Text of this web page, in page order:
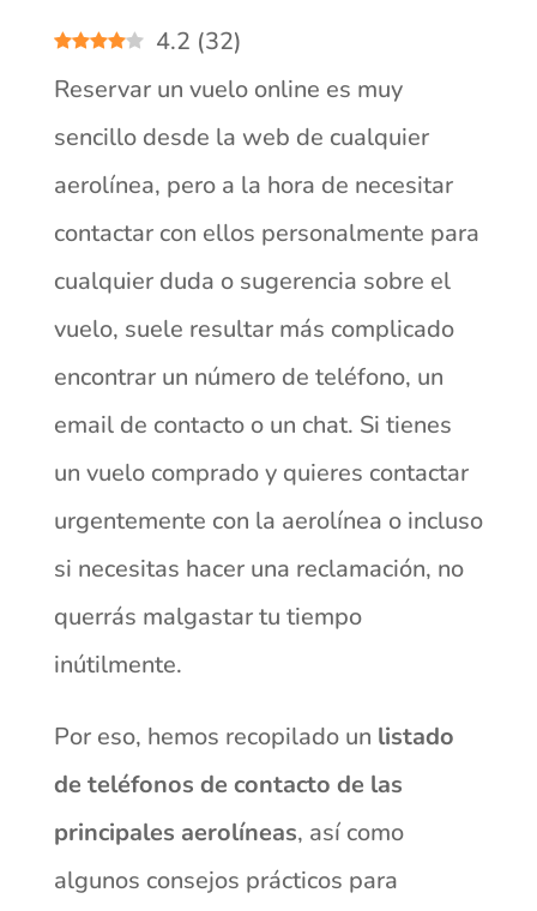
4.2 (32)
Reservar un vuelo online es muy
sencillo desde la web de cualquier
aerolínea, pero a la hora de necesitar
contactar con ellos personalmente para
cualquier duda o sugerencia sobre el
vuelo, suele resultar más complicado
encontrar un número de teléfono, un
email de contacto o un chat. Si tienes
un vuelo comprado y quieres contactar
urgentemente con la aerolínea o incluso
si necesitas hacer una reclamación, no
querrás malgastar tu tiempo
inútilmente.
Por eso, hemos recopilado un listado
de teléfonos de contacto de las
principales aerolíneas, así como
algunos consejos prácticos para